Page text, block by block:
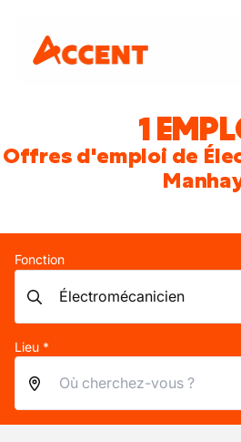
1
Offres d'emploi de
Fonction
Lieu *